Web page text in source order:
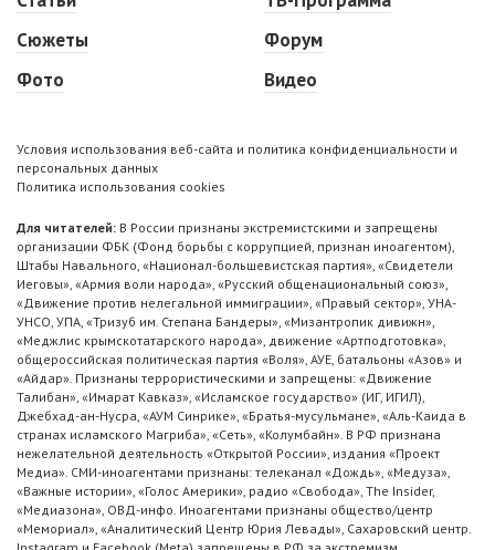
Сюжеты
Фото
Форум
Видео
Условия использования веб-сайта и политика конфиденциальности и
персональных данных
Политика использования cookies
Для читателей: В России признаны экстремистскими и запрещены
организации ФБК (Фонд борьбы с коррупцией, признан иноагентом),
Штабы Навального, «Национал-большевистская партия», «Свидетели
Иеговы», «Армия воли народа», «Русский общенациональный союз»,
«Движение против нелегальной иммиграции», «Правый сектор», УНА-
УНСО, УПА, «Тризуб им. Степана Бандеры», «Мизантропик дивижн»,
«Меджлис крымскотатарского народа», движение «Артподготовка»,
общероссийская политическая партия «Воля», АУЕ, батальоны «Азов» и
«Айдар». Признаны террористическими и запрещены: «Движение
Талибан», «Имарат Кавказ», «Исламское государство» (ИГ, ИГИЛ),
Джебхад-ан-Нусра, «АУМ Синрике», «Братья-мусульмане», «Аль-Каида в
странах исламского Магриба», «Сеть», «Колумбайн». В РФ признана
нежелательной деятельность «Открытой России», издания «Проект
Медиа». СМИ-иноагентами признаны: телеканал «Дождь», «Медуза»,
«Важные истории», «Голос Америки», радио «Свобода», The Insider,
«Медиазона», ОВД-инфо. Иноагентами признаны общество/центр
«Мемориал», «Аналитический Центр Юрия Левады», Сахаровский центр.
Instagram и Facebook (Metа) запрещены в РФ за экстремизм.